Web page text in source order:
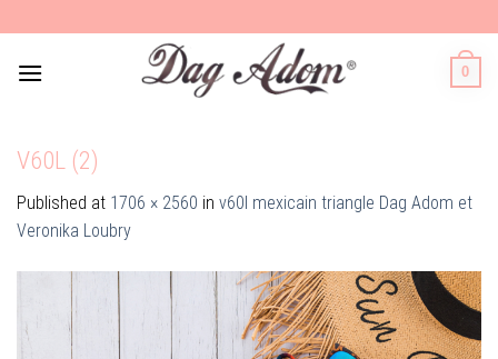
to
content
0
V60L (2)
Published at 1706 × 2560 in v60l mexicain triangle Dag Adom et
Veronika Loubry